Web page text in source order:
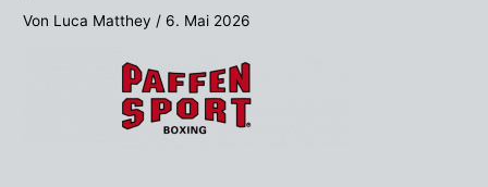
Von Luca Matthey /6. Mai 2026